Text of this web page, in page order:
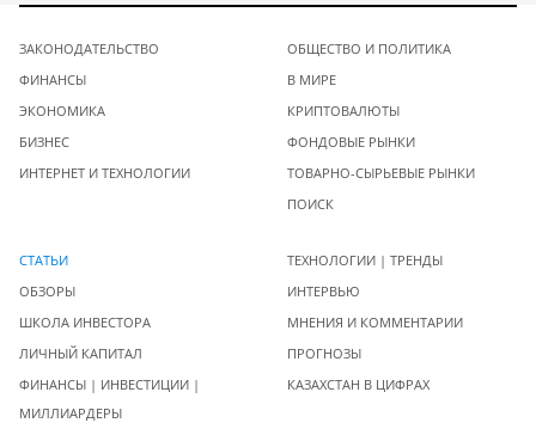
ЗАКОНОДАТЕЛЬСТВО
ФИНАНСЫ
ЭКОНОМИКА
БИЗНЕС
ИНТЕРНЕТ И ТЕХНОЛОГИИ
ОБЩЕСТВО И ПОЛИТИКА
В МИРЕ
КРИПТОВАЛЮТЫ
ФОНДОВЫЕ РЫНКИ
ТОВАРНО-СЫРЬЕВЫЕ РЫНКИ
ПОИСК
СТАТЬИ
ОБЗОРЫ
ШКОЛА ИНВЕСТОРА
ЛИЧНЫЙ КАПИТАЛ
ФИНАНСЫ | ИНВЕСТИЦИИ |
МИЛЛИАРДЕРЫ
ТЕХНОЛОГИИ | ТРЕНДЫ
ИНТЕРВЬЮ
МНЕНИЯ И КОММЕНТАРИИ
ПРОГНОЗЫ
КАЗАХСТАН В ЦИФРАХ